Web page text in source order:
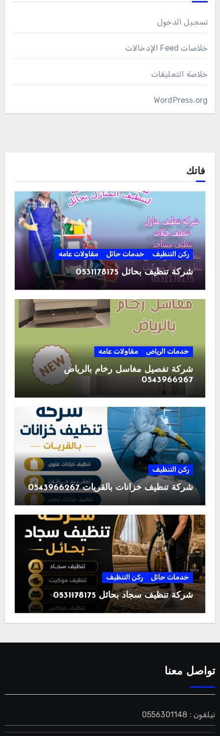
تسجيل الدخول
خلاصات Feed الإدخالات
خلاصة التعليقات
WordPress.org
فاتك
ركن التنظيف خدمات حائل مقاولات عامه
شركة تنظيف بحائل 0531178175
خدمات الرياض مقاولات عامه
شركة تفصيل مغاسل رخام بالرياض
0543966267
ركن التنظيف
شركة تنظيف خزانات بالقريات 0543966267
خدمات حائل ركن التنظيف
شركة تنظيف سجاد بحائل 0531178175
تواصل معنا
تيلفون : 0556301148